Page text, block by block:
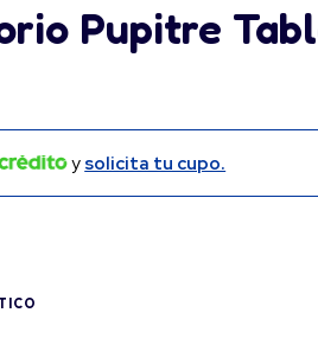
Pupitre
y solicita tu cupo.